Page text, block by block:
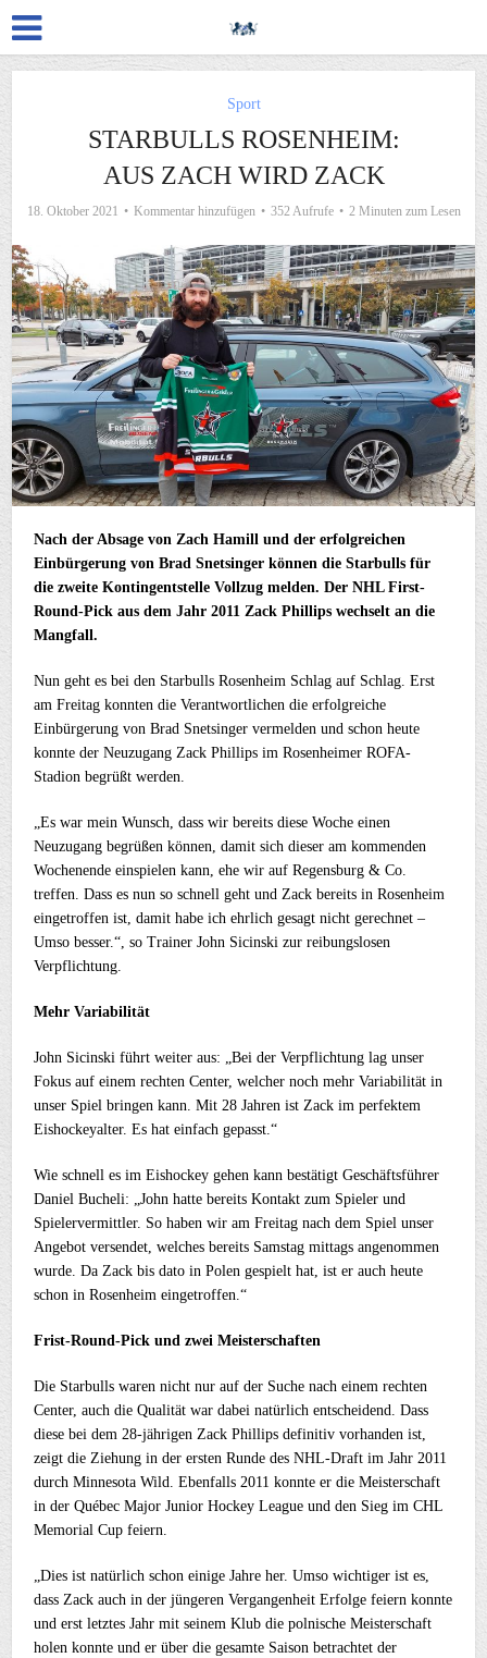
Sport
STARBULLS ROSENHEIM:
AUS ZACH WIRD ZACK
18. Oktober 2021 Kommentar hinzufügen 352 Aufrufe 2 Minuten zum Lesen
Nach der Absage von Zach Hamill und der erfolgreichen
Einbürgerung von Brad Snetsinger können die Starbulls für
die zweite Kontingentstelle Vollzug melden. Der NHL First-
Round-Pick aus dem Jahr 2011 Zack Phillips wechselt an die
Mangfall.
Nun geht es bei den Starbulls Rosenheim Schlag auf Schlag. Erst
am Freitag konnten die Verantwortlichen die erfolgreiche
Einbürgerung von Brad Snetsinger vermelden und schon heute
konnte der Neuzugang Zack Phillips im Rosenheimer ROFA-
Stadion begrüßt werden.
„Es war mein Wunsch, dass wir bereits diese Woche einen
Neuzugang begrüßen können, damit sich dieser am kommenden
Wochenende einspielen kann, ehe wir auf Regensburg & Co.
treffen. Dass es nun so schnell geht und Zack bereits in Rosenheim
eingetroffen ist, damit habe ich ehrlich gesagt nicht gerechnet –
Umso besser.“, so Trainer John Sicinski zur reibungslosen
Verpflichtung.
Mehr Variabilität
John Sicinski führt weiter aus: „Bei der Verpflichtung lag unser
Fokus auf einem rechten Center, welcher noch mehr Variabilität in
unser Spiel bringen kann. Mit 28 Jahren ist Zack im perfektem
Eishockeyalter. Es hat einfach gepasst.“
Wie schnell es im Eishockey gehen kann bestätigt Geschäftsführer
Daniel Bucheli: „John hatte bereits Kontakt zum Spieler und
Spielervermittler. So haben wir am Freitag nach dem Spiel unser
Angebot versendet, welches bereits Samstag mittags angenommen
wurde. Da Zack bis dato in Polen gespielt hat, ist er auch heute
schon in Rosenheim eingetroffen.“
Frist-Round-Pick und zwei Meisterschaften
Die Starbulls waren nicht nur auf der Suche nach einem rechten
Center, auch die Qualität war dabei natürlich entscheidend. Dass
diese bei dem 28-jährigen Zack Phillips definitiv vorhanden ist,
zeigt die Ziehung in der ersten Runde des NHL-Draft im Jahr 2011
durch Minnesota Wild. Ebenfalls 2011 konnte er die Meisterschaft
in der Québec Major Junior Hockey League und den Sieg im CHL
Memorial Cup feiern.
„Dies ist natürlich schon einige Jahre her. Umso wichtiger ist es,
dass Zack auch in der jüngeren Vergangenheit Erfolge feiern konnte
und erst letztes Jahr mit seinem Klub die polnische Meisterschaft
holen konnte und er über die gesamte Saison betrachtet der